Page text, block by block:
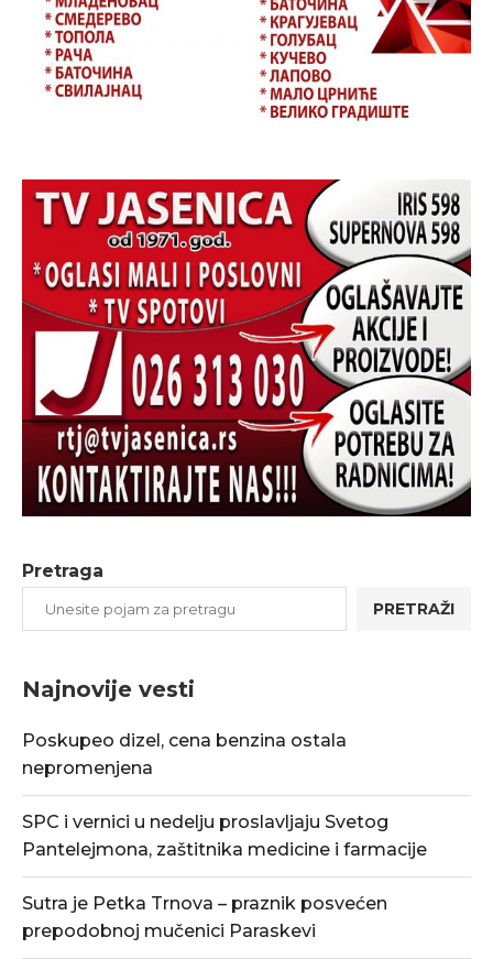
Pretraga
PRETRAŽI
Najnovije vesti
Poskupeo dizel, cena benzina ostala
nepromenjena
SPC i vernici u nedelju proslavljaju Svetog
Pantelejmona, zaštitnika medicine i farmacije
Sutra je Petka Trnova – praznik posvećen
prepodobnoj mučenici Paraskevi